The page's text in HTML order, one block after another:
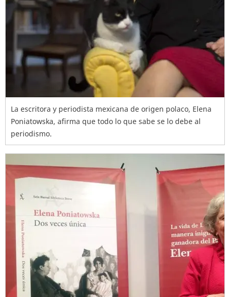
La escritora y periodista mexicana de origen polaco, Elena
Poniatowska, afirma que todo lo que sabe se lo debe al
periodismo.